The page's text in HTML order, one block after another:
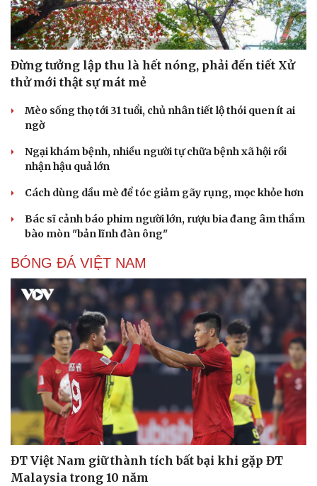
Sức khỏe
Dinh dưỡng - món ngon
Cây thuốc
Sản phụ khoa
Nhi khoa
Nam khoa
Làm đẹp - giảm cân
Phòng mạch online
Ăn sạch sống khỏe
Đời sống
Nhà đẹp
Tình yêu - Gia đình
Đừng tưởng lập thu là hết nóng, phải đến tiết Xử
thử mới thật sự mát mẻ
Mèo sống thọ tới 31 tuổi, chủ nhân tiết lộ thói quen ít ai
ngờ
Ngại khám bệnh, nhiều người tự chữa bệnh xã hội rồi
nhận hậu quả lớn
Cách dùng dầu mè để tóc giảm gãy rụng, mọc khỏe hơn
Bác sĩ cảnh báo phim người lớn, rượu bia đang âm thầm
bào mòn "bản lĩnh đàn ông"
BÓNG ĐÁ VIỆT NAM
ĐT Việt Nam giữ thành tích bất bại khi gặp ĐT
Malaysia trong 10 năm